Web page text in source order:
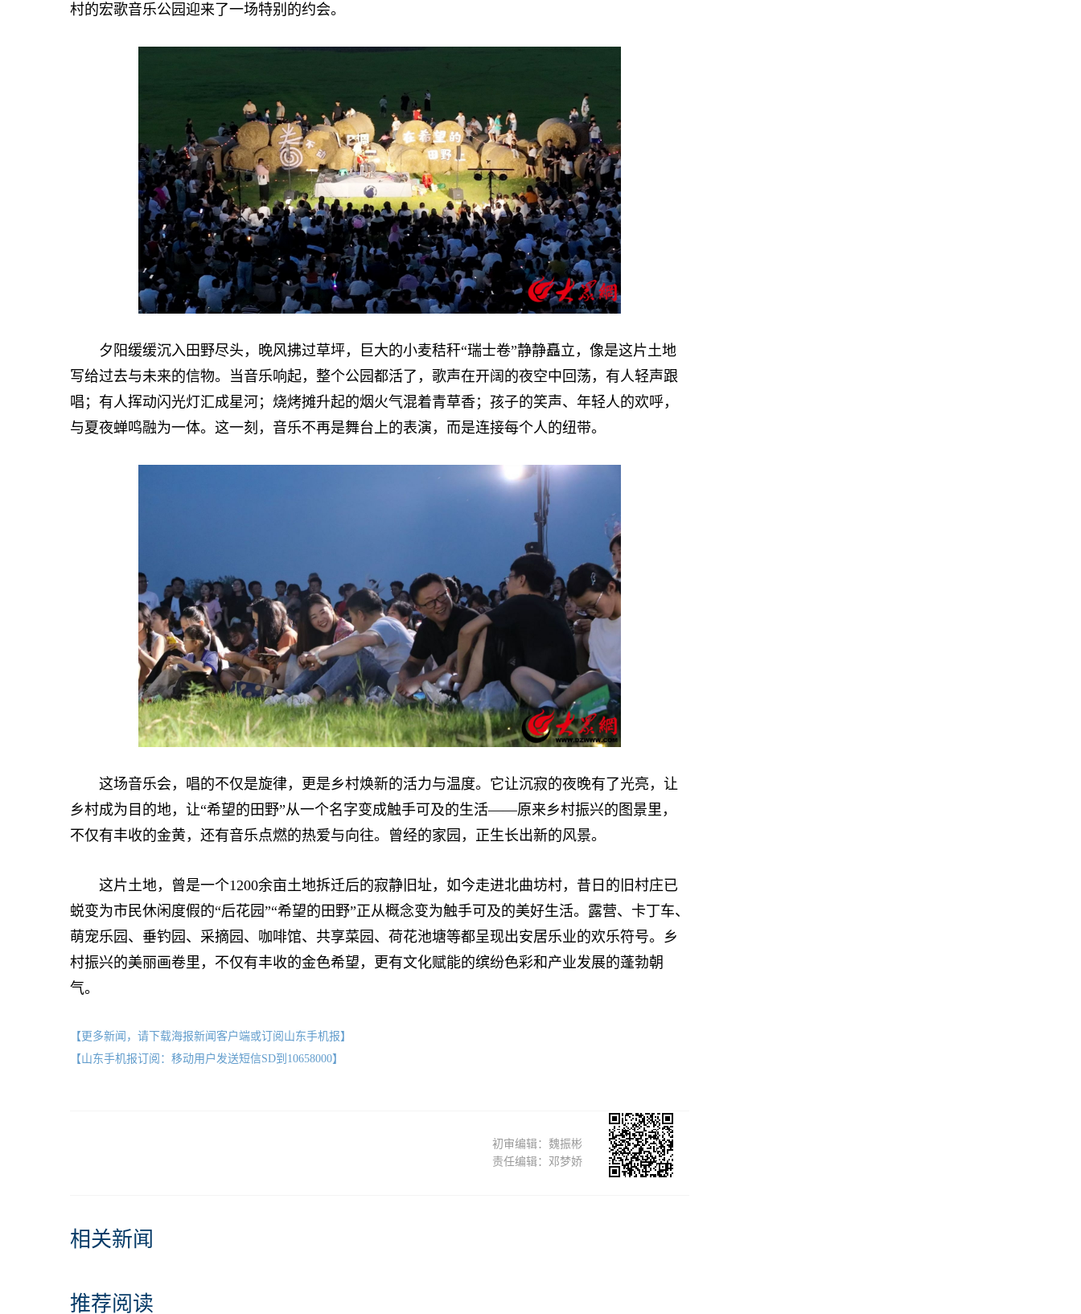
村的宏歌音乐公园迎来了一场特别的约会。
夕阳缓缓沉入田野尽头，晚风拂过草坪，巨大的小麦秸秆“瑞士卷”静静矗立，像是这片土地
写给过去与未来的信物。当音乐响起，整个公园都活了，歌声在开阔的夜空中回荡，有人轻声跟
唱；有人挥动闪光灯汇成星河；烧烤摊升起的烟火气混着青草香；孩子的笑声、年轻人的欢呼，
与夏夜蝉鸣融为一体。这一刻，音乐不再是舞台上的表演，而是连接每个人的纽带。
这场音乐会，唱的不仅是旋律，更是乡村焕新的活力与温度。它让沉寂的夜晚有了光亮，让
乡村成为目的地，让“希望的田野”从一个名字变成触手可及的生活——原来乡村振兴的图景里，
不仅有丰收的金黄，还有音乐点燃的热爱与向往。曾经的家园，正生长出新的风景。
这片土地，曾是一个1200余亩土地拆迁后的寂静旧址，如今走进北曲坊村，昔日的旧村庄已
蜕变为市民休闲度假的“后花园”“希望的田野”正从概念变为触手可及的美好生活。露营、卡丁车、
萌宠乐园、垂钓园、采摘园、咖啡馆、共享菜园、荷花池塘等都呈现出安居乐业的欢乐符号。乡
村振兴的美丽画卷里，不仅有丰收的金色希望，更有文化赋能的缤纷色彩和产业发展的蓬勃朝
气。
【更多新闻，请下载海报新闻客户端或订阅山东手机报】
【山东手机报订阅：移动用户发送短信SD到10658000】
初审编辑：魏振彬
责任编辑：邓梦娇
相关新闻
推荐阅读